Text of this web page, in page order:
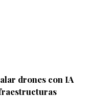
drones con IA